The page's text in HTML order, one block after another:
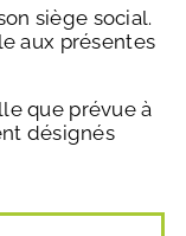
siège social.
aux présentes
que prévue à
désignés